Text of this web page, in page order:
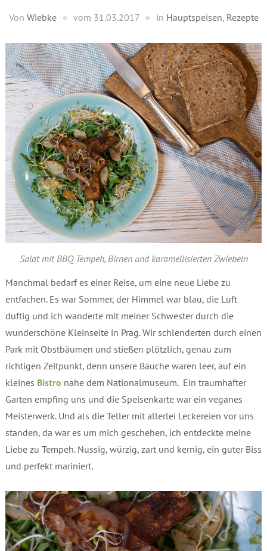
Von Wiebke vom 31.03.2017 in Hauptspeisen, Rezepte
Salat mit BBQ Tempeh, Birnen und karamellisierten Zwiebeln
Manchmal bedarf es einer Reise, um eine neue Liebe zu
entfachen. Es war Sommer, der Himmel war blau, die Luft
duftig und ich wanderte mit meiner Schwester durch die
wunderschöne Kleinseite in Prag. Wir schlenderten durch einen
Park mit Obstbäumen und stießen plötzlich, genau zum
richtigen Zeitpunkt, denn unsere Bäuche waren leer, auf ein
kleines Bistro nahe dem Nationalmuseum. Ein traumhafter
Garten empfing uns und die Speisenkarte war ein veganes
Meisterwerk. Und als die Teller mit allerlei Leckereien vor uns
standen, da war es um mich geschehen, ich entdeckte meine
Liebe zu Tempeh. Nussig, würzig, zart und kernig, ein guter Biss
und perfekt mariniert.